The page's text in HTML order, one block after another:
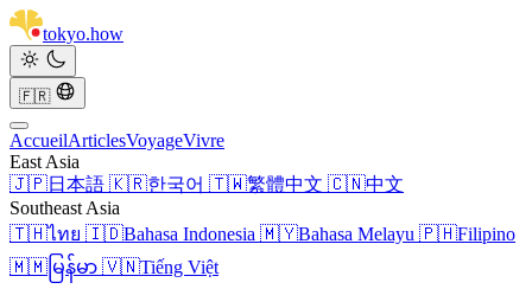
tokyo.how
🇫🇷
AccueilArticlesVoyageVivre
East Asia
🇯🇵日本語 🇰🇷한국어 🇹🇼繁體中文 🇨🇳中文
Southeast Asia
🇹🇭ไทย 🇮🇩Bahasa Indonesia 🇲🇾Bahasa Melayu 🇵🇭Filipino
🇲🇲 မြန်မာ 🇻🇳Tiếng Việt